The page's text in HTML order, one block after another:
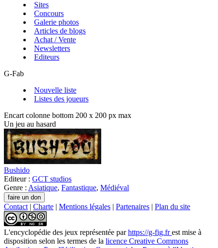
Sites
Concours
Galerie photos
Articles de blogs
Achat / Vente
Newsletters
Editeurs
G-Fab
Nouvelle liste
Listes des joueurs
Encart colonne bottom 200 x 200 px max
Un jeu au hasard
Bushido
Editeur : GCT studios
Genre : Asiatique, Fantastique, Médiéval
Contact | Charte | Mentions légales | Partenaires | Plan du site
L'encyclopédie des jeux représentée parhttps://g-fig.frest mise à
disposition selon les termes de la licence Creative Commons